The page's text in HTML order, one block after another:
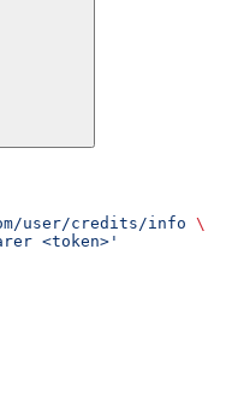
user/credits/info \
<token>'